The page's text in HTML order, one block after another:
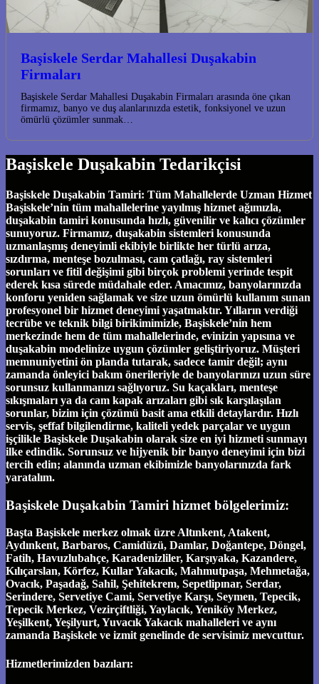
Başiskele Serdar Mahallesi Duşakabin
Firmaları
Başiskele Serdar Mahallesi Duşakabin Firmaları arasında öne çıkan
firmamız, banyo ve duş alanlarınızda estetik, fonksiyonel ve uzun
ömürlü çözümler sunmak…
Başiskele Duşakabin Tedarikçisi
Başiskele Duşakabin Tamiri: Tüm Mahallelerde Uzman Hizmet
Başiskele’nin tüm mahallelerine yayılmış hizmet ağımızla,
duşakabin tamiri konusunda hızlı, güvenilir ve kalıcı çözümler
sunuyoruz. Firmamız, duşakabin sistemleri konusunda
uzmanlaşmış deneyimli ekibiyle birlikte her türlü arıza,
sızdırma, menteşe bozulması, cam çatlağı, ray sistemleri
sorunları ve fitil değişimi gibi birçok problemi yerinde tespit
ederek kısa sürede müdahale eder. Amacımız, banyolarınızda
konforu yeniden sağlamak ve size uzun ömürlü kullanım sunan
profesyonel bir hizmet deneyimi yaşatmaktır. Yılların verdiği
tecrübe ve teknik bilgi birikimimizle, Başiskele’nin hem
merkezinde hem de tüm mahallelerinde, evinizin yapısına ve
duşakabin modelinize uygun çözümler geliştiriyoruz. Müşteri
memnuniyetini ön planda tutarak, sadece tamir değil; aynı
zamanda önleyici bakım önerileriyle de banyolarınızı uzun süre
sorunsuz kullanmanızı sağlıyoruz. Su kaçakları, menteşe
sıkışmaları ya da cam kapak arızaları gibi sık karşılaşılan
sorunlar, bizim için çözümü basit ama etkili detaylardır. Hızlı
servis, şeffaf bilgilendirme, kaliteli yedek parçalar ve uygun
işçilikle Başiskele Duşakabin olarak size en iyi hizmeti sunmayı
ilke edindik. Sorunsuz ve hijyenik bir banyo deneyimi için bizi
tercih edin; alanında uzman ekibimizle banyolarınızda fark
yaratalım.
Başiskele Duşakabin Tamiri hizmet bölgelerimiz:
Başta Başiskele merkez olmak üzre Altınkent, Atakent,
Aydınkent, Barbaros, Camidüzü, Damlar, Doğantepe, Döngel,
Fatih, Havuzlubahçe, Karadenizliler, Karşıyaka, Kazandere,
Kılıçarslan, Körfez, Kullar Yakacık, Mahmutpaşa, Mehmetağa,
Ovacık, Paşadağ, Sahil, Şehitekrem, Sepetlipınar, Serdar,
Serindere, Servetiye Cami, Servetiye Karşı, Seymen, Tepecik,
Tepecik Merkez, Vezirçiftliği, Yaylacık, Yeniköy Merkez,
Yeşilkent, Yeşilyurt, Yuvacık Yakacık mahalleleri ve aynı
zamanda Başiskele ve izmit genelinde de servisimiz mevcuttur.
Hizmetlerimizden bazıları: